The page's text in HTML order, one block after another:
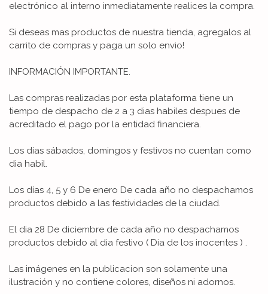
electrónico al interno inmediatamente realices la compra.
Si deseas mas productos de nuestra tienda, agregalos al
carrito de compras y paga un solo envio!
INFORMACIÓN IMPORTANTE.
Las compras realizadas por esta plataforma tiene un
tiempo de despacho de 2 a 3 dias habiles despues de
acreditado el pago por la entidad financiera.
Los días sábados, domingos y festivos no cuentan como
dia habil.
Los días 4, 5 y 6 De enero De cada año no despachamos
productos debido a las festividades de la ciudad.
El dia 28 De diciembre de cada año no despachamos
productos debido al dia festivo ( Dia de los inocentes ) .
Las imágenes en la publicacion son solamente una
ilustración y no contiene colores, diseños ni adornos.